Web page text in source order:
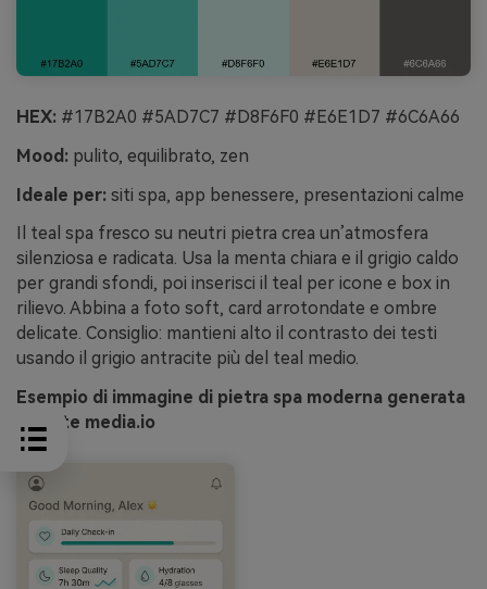
HEX: #17B2A0 #5AD7C7 #D8F6F0 #E6E1D7 #6C6A66
Mood: pulito, equilibrato, zen
Ideale per: siti spa, app benessere, presentazioni calme
Il teal spa fresco su neutri pietra crea un’atmosfera
silenziosa e radicata. Usa la menta chiara e il grigio caldo
per grandi sfondi, poi inserisci il teal per icone e box in
rilievo. Abbina a foto soft, card arrotondate e ombre
delicate. Consiglio: mantieni alto il contrasto dei testi
usando il grigio antracite più del teal medio.
Esempio di immagine di pietra spa moderna generata
tramite media.io